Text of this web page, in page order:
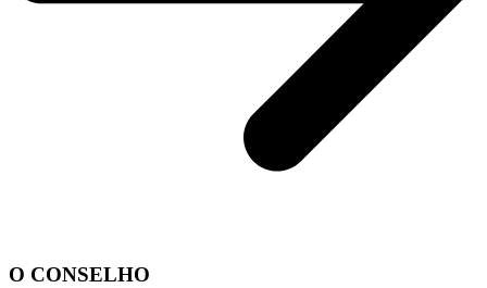
O CONSELHO